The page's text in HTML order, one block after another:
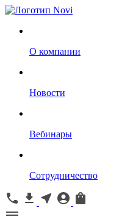
О компании
Новости
Вебинары
Сотрудничество